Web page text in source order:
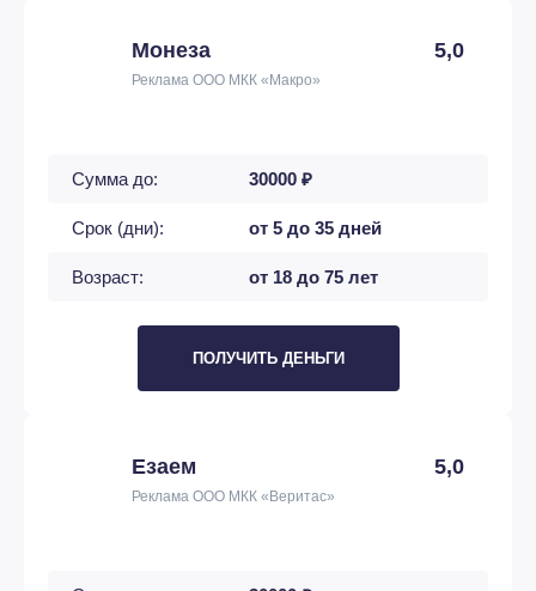
Монеза 5,0
Реклама ООО МКК «Макро»
Сумма до: 30000 ₽
Срок (дни): от 5 до 35 дней
Возраст: от 18 до 75 лет
ПОЛУЧИТЬ ДЕНЬГИ
Езаем 5,0
Реклама ООО МКК «Веритас»